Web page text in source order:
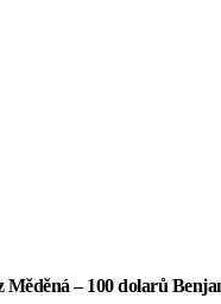
Měděná – 100 dolarů